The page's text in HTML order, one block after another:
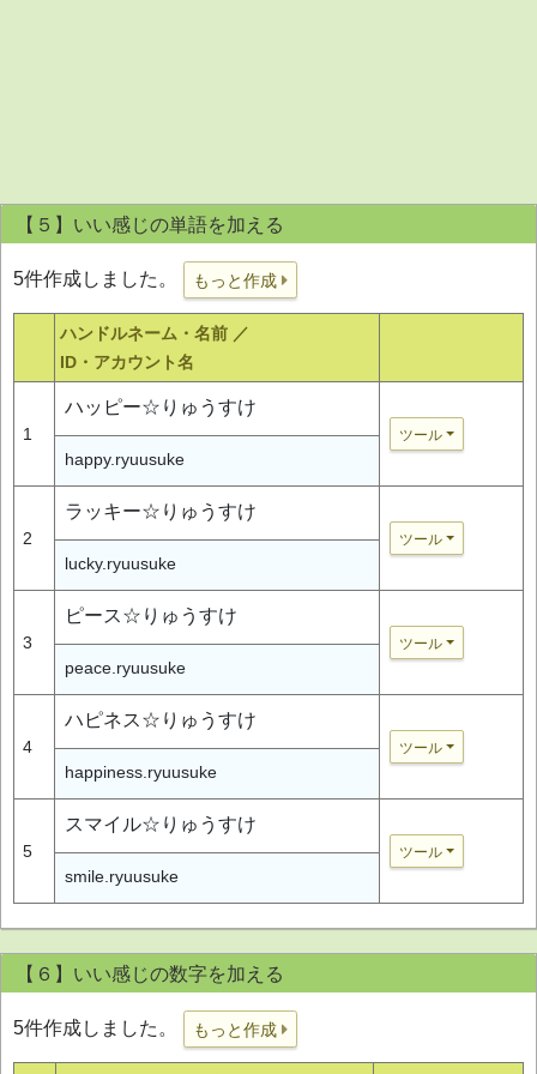
【５】いい感じの単語を加える
5件作成しました。 もっと作成
ハンドルネーム・名前 ／
ID・アカウント名
1
ハッピー☆りゅうすけ
ツール
happy.ryuusuke
2
ラッキー☆りゅうすけ
ツール
lucky.ryuusuke
3
ピース☆りゅうすけ
ツール
peace.ryuusuke
4
ハピネス☆りゅうすけ
ツール
happiness.ryuusuke
5
スマイル☆りゅうすけ
ツール
smile.ryuusuke
【６】いい感じの数字を加える
5件作成しました。 もっと作成